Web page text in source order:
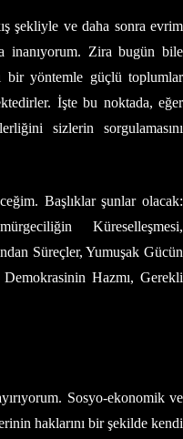
şekliyle ve daha sonra evrim
inanıyorum. Zira bugün bile
bir yöntemle güçlü toplumlar
İşte bu noktada, eğer
sizlerin sorgulamasını
Başlıklar şunlar olacak:
Küreselleşmesi,
Süreçler, Yumuşak Gücün
Hazmı, Gerekli
Sosyo-ekonomik ve
haklarını bir şekilde kendi